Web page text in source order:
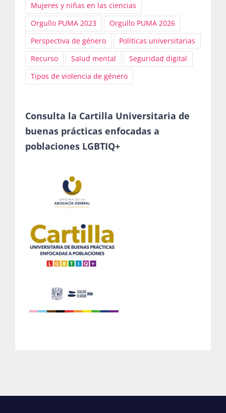
Mujeres y niñas en las ciencias
Orgullo PUMA 2023
Orgullo PUMA 2026
Perspectiva de género
Políticas universitarias
Recurso
Salud mental
Seguridad digital
Tipos de violencia de género
Consulta la Cartilla Universitaria de
buenas prácticas enfocadas a
poblaciones LGBTIQ+